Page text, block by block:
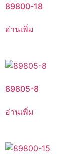
89800-18
อ่านเพิ่ม
89805-8
อ่านเพิ่ม